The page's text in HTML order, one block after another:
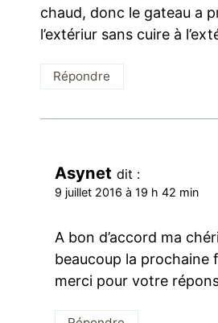
chaud, donc le gateau a
l’extériur sans cuire à
Répondre
Asynet dit :
9 juillet 2016 à 19 h 42 min
A bon d’accord ma
beaucoup la prochaine
merci pour votre